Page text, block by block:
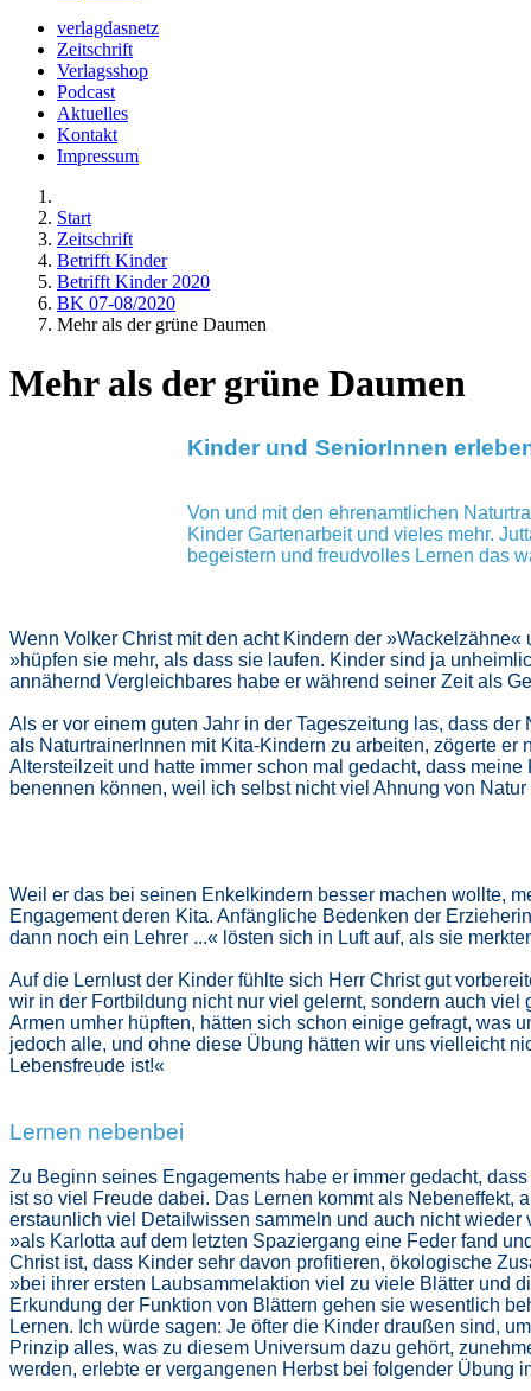
verlagdasnetz
Zeitschrift
Verlagsshop
Podcast
Aktuelles
Kontakt
Impressum
Start
Zeitschrift
Betrifft Kinder
Betrifft Kinder 2020
BK 07-08/2020
Mehr als der grüne Daumen
Mehr als der grüne Daumen
Kinder und SeniorInnen
Von und mit den ehrenamtlichen
Kinder Gartenarbeit und vieles mehr.
begeistern und freudvolles Lernen das
Wenn Volker Christ mit den acht Kindern der
»hüpfen sie mehr, als dass sie laufen. Kinder sind ja
annähernd Vergleichbares habe er während seiner Zeit als
Als er vor einem guten Jahr in der Tageszeitung las, dass
als NaturtrainerInnen mit Kita-Kindern zu arbeiten, zögerte
Altersteilzeit und hatte immer schon mal gedacht, dass
benennen können, weil ich selbst nicht viel Ahnung von
Weil er das bei seinen Enkelkindern besser machen wollte,
Engagement deren Kita. Anfängliche Bedenken der
dann noch ein Lehrer ...« lösten sich in Luft auf, als sie
Auf die Lernlust der Kinder fühlte sich Herr Christ gut
wir in der Fortbildung nicht nur viel gelernt, sondern auch
Armen umher hüpften, hätten sich schon einige gefragt, was
jedoch alle, und ohne diese Übung hätten wir uns vielleicht
Lebensfreude ist!«
Lernen nebenbei
Zu Beginn seines Engagements habe er immer gedacht,
ist so viel Freude dabei. Das Lernen kommt als
erstaunlich viel Detailwissen sammeln und auch nicht
»als Karlotta auf dem letzten Spaziergang eine Feder fand
Christ ist, dass Kinder sehr davon profitieren, ökologische
»bei ihrer ersten Laubsammelaktion viel zu viele Blätter und
Erkundung der Funktion von Blättern gehen sie wesentlich
Lernen. Ich würde sagen: Je öfter die Kinder draußen sind,
Prinzip alles, was zu diesem Universum dazu gehört,
werden, erlebte er vergangenen Herbst bei folgender Übung